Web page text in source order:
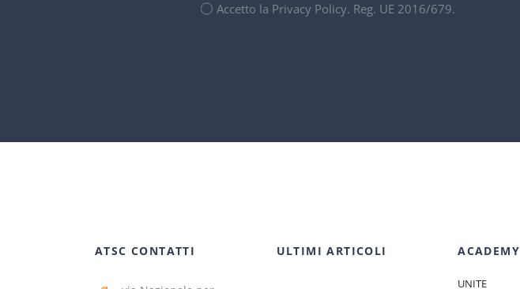
Accetto la Privacy Policy. Reg. UE 2016/679.
ATSC CONTATTI ULTIMI ARTICOLI ACADEMY
UNITE